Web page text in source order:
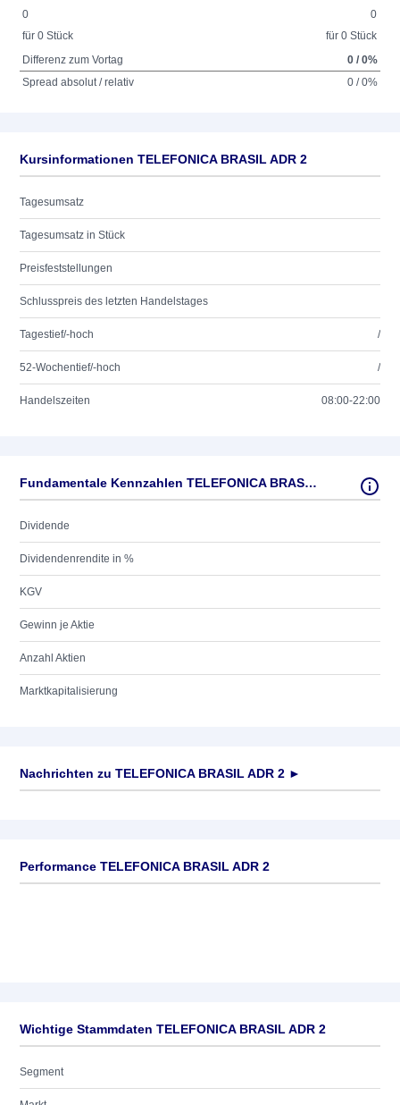
0
für 0 Stück
0
für 0 Stück
Differenz zum Vortag
0 / 0%
Spread absolut / relativ
0 / 0%
Kursinformationen TELEFONICA BRASIL ADR 2
Tagesumsatz
Tagesumsatz in Stück
Preisfeststellungen
Schlusspreis des letzten Handelstages
Tagestief/-hoch /
52-Wochentief/-hoch /
Handelszeiten 08:00-22:00
Fundamentale Kennzahlen TELEFONICA BRASIL ADR 2
Dividende
Dividendenrendite in %
KGV
Gewinn je Aktie
Anzahl Aktien
Marktkapitalisierung
Nachrichten zu TELEFONICA BRASIL ADR 2 ►
Performance TELEFONICA BRASIL ADR 2
Wichtige Stammdaten TELEFONICA BRASIL ADR 2
Segment